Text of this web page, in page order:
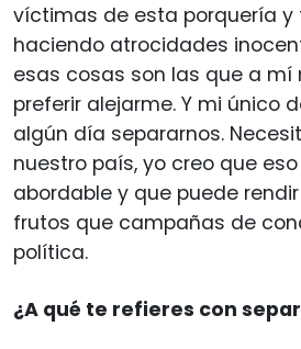
víctimas de esta porquería y
haciendo atrocidades
esas cosas son las que a mí
preferir alejarme. Y mi único
algún día separarnos.
nuestro país, yo creo que
abordable y que puede
frutos que campañas de
política.
¿A qué te refieres con